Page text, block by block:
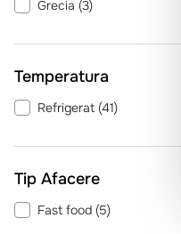
Grecia (3)
Temperatura
Refrigerat (41)
Tip Afacere
Fast food (5)